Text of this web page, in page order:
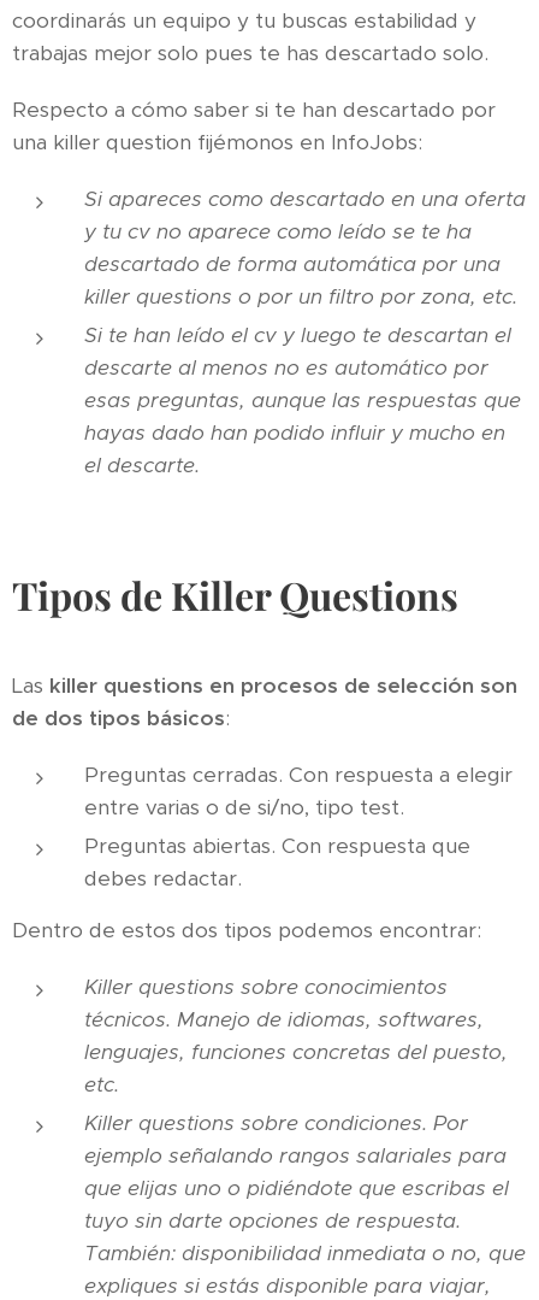
coordinarás un equipo y tu buscas estabilidad y
trabajas mejor solo pues te has descartado solo.
Respecto a cómo saber si te han descartado por
una killer question fijémonos en InfoJobs:
Si apareces como descartado en una oferta
y tu cv no aparece como leído se te ha
descartado de forma automática por una
killer questions o por un filtro por zona, etc.
Si te han leído el cv y luego te descartan el
descarte al menos no es automático por
esas preguntas, aunque las respuestas que
hayas dado han podido influir y mucho en
el descarte.
Tipos de Killer Questions
Las killer questions en procesos de selección son
de dos tipos básicos:
Preguntas cerradas. Con respuesta a elegir
entre varias o de si/no, tipo test.
Preguntas abiertas. Con respuesta que
debes redactar.
Dentro de estos dos tipos podemos encontrar:
Killer questions sobre conocimientos
técnicos. Manejo de idiomas, softwares,
lenguajes, funciones concretas del puesto,
etc.
Killer questions sobre condiciones. Por
ejemplo señalando rangos salariales para
que elijas uno o pidiéndote que escribas el
tuyo sin darte opciones de respuesta.
También: disponibilidad inmediata o no, que
expliques si estás disponible para viajar,